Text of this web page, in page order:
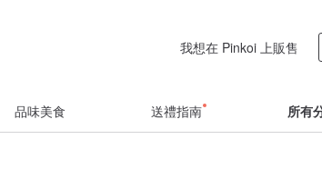
我想在 Pinkoi 上販售
品味美食 送禮指南 所有